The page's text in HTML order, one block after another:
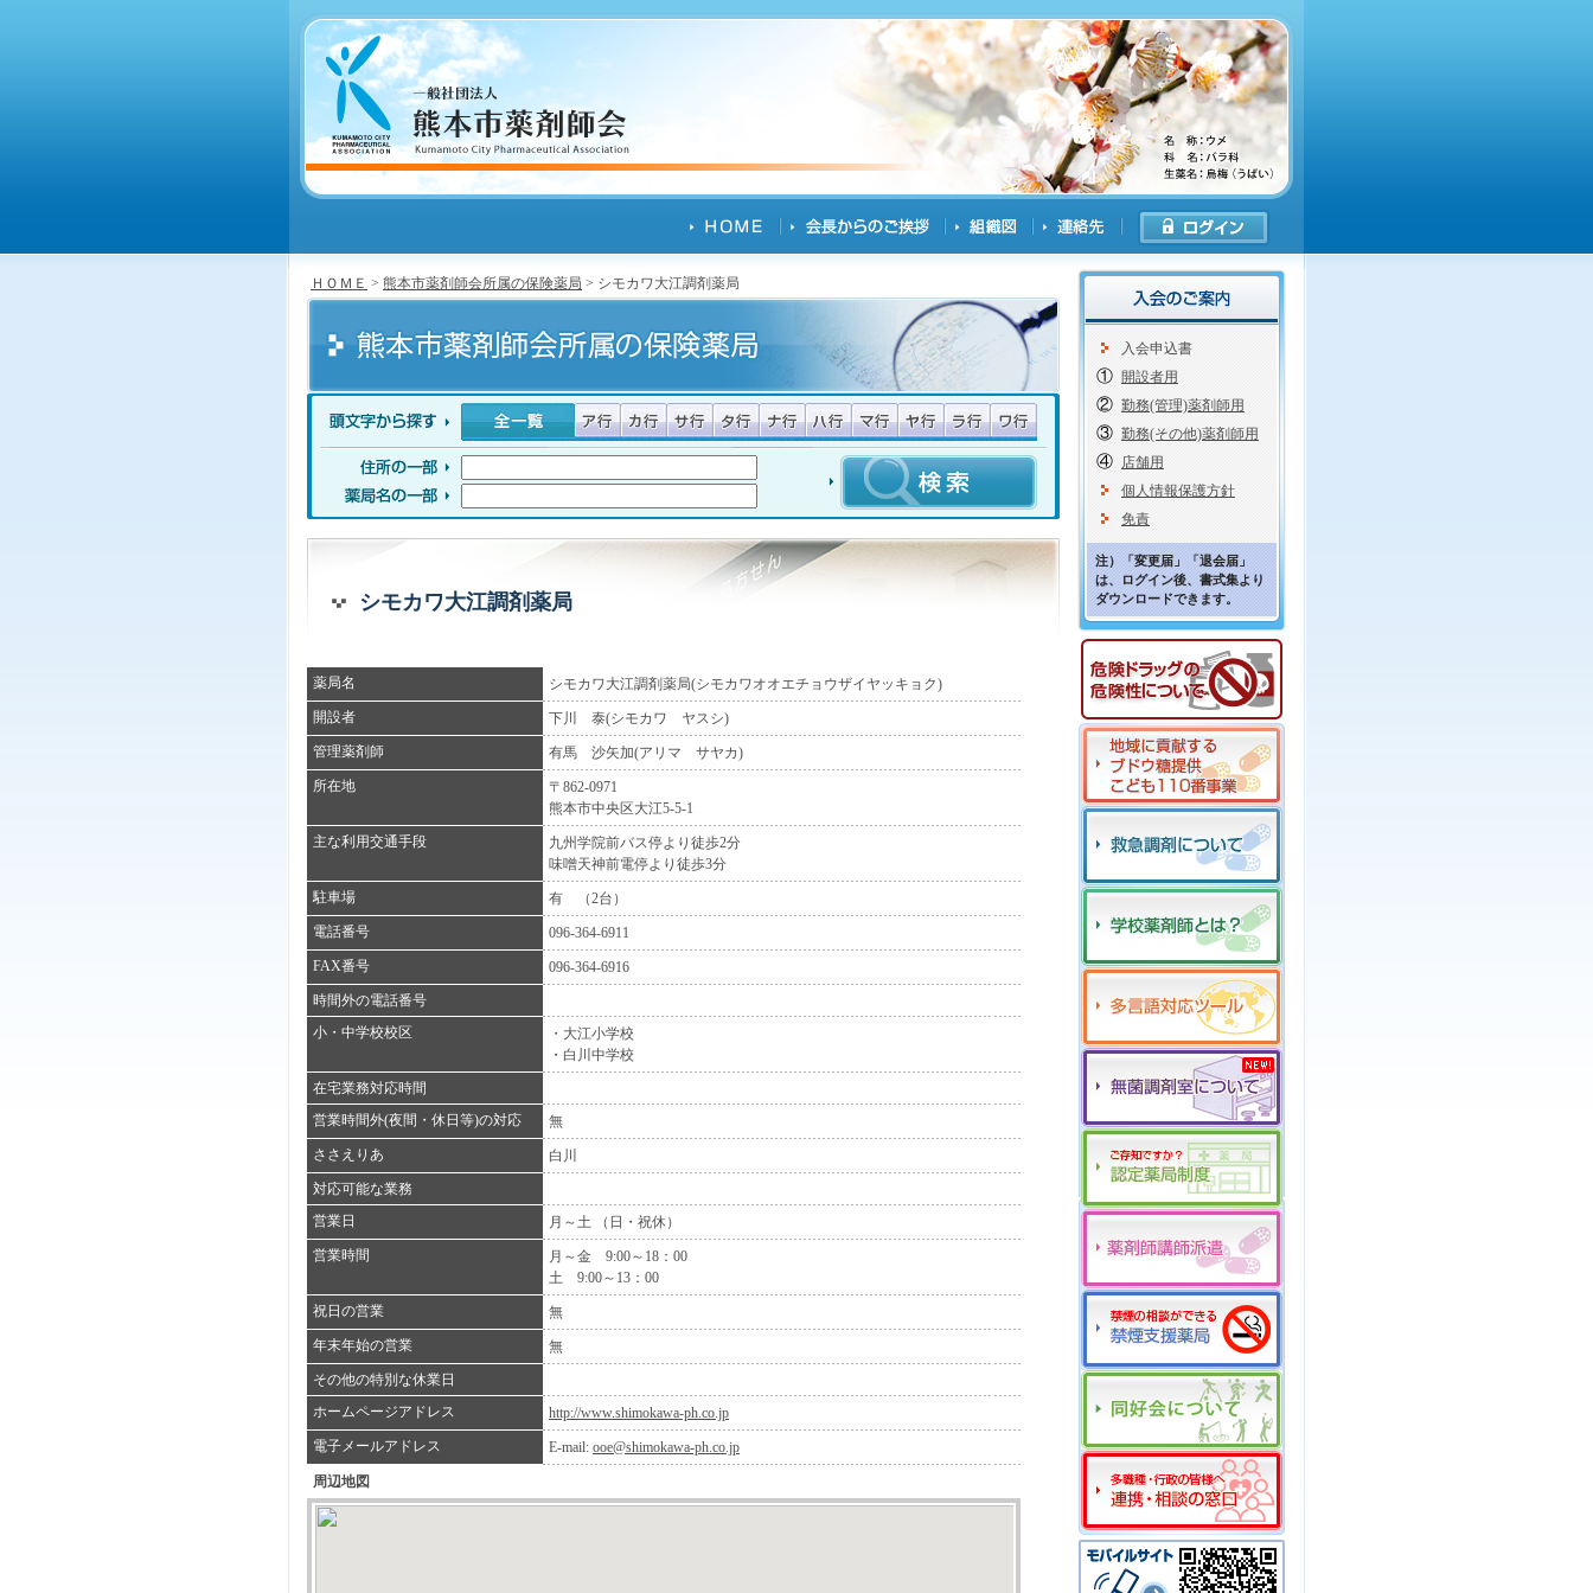
ＨＯＭＥ > 熊本市薬剤師会所属の保険薬局 > シモカワ大江調剤薬局
シモカワ大江調剤薬局
薬局名
シモカワ大江調剤薬局(シモカワオオエチョウザイヤッキョク)
開設者
下川 泰(シモカワ ヤスシ)
管理薬剤師
有馬 沙矢加(アリマ サヤカ)
所在地
〒862-0971
熊本市中央区大江5-5-1
主な利用交通手段
九州学院前バス停より徒歩2分
味噌天神前電停より徒歩3分
駐車場
有 （2台）
電話番号
096-364-6911
FAX番号
096-364-6916
時間外の電話番号
小・中学校校区
・大江小学校
・白川中学校
在宅業務対応時間
営業時間外(夜間・休日等)の対応
無
ささえりあ
白川
対応可能な業務
営業日
月～土 （日・祝休）
営業時間
月～金 9:00～18：00
土 9:00～13：00
祝日の営業
無
年末年始の営業
無
その他の特別な休業日
ホームページアドレス
http://www.shimokawa-ph.co.jp
電子メールアドレス
E-mail: ooe@shimokawa-ph.co.jp
周辺地図
入会申込書
① 開設者用
② 勤務(管理)薬剤師用
③ 勤務(その他)薬剤師用
④ 店舗用
個人情報保護方針
免責
注）「変更届」「退会届」
は、ログイン後、書式集より
ダウンロードできます。